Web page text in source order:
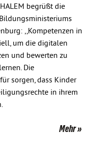
begrüßt die
,,Kompetenzen in
um die digitalen
und bewerten zu
Die
sorgen, dass Kinder
in ihrem
Mehr